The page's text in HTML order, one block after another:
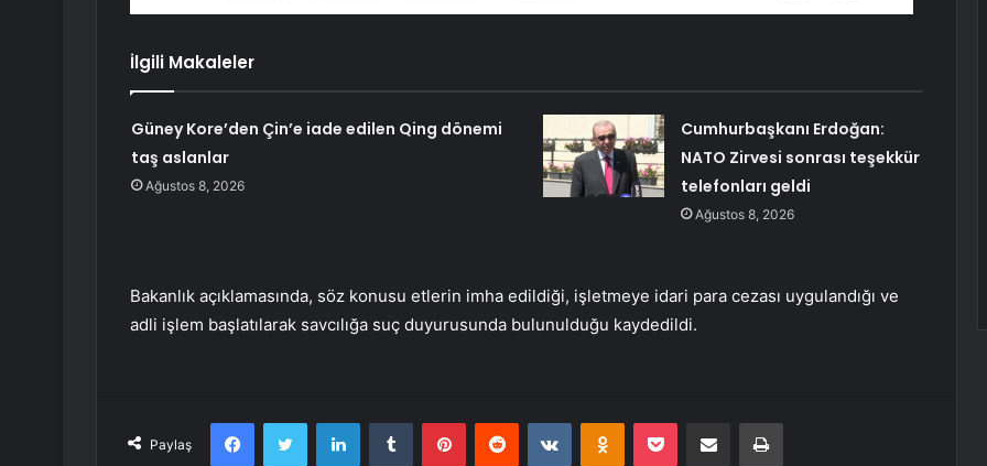
İlgili Makaleler
Güney Kore’den Çin’e iade edilen Qing dönemi
taş aslanlar
Ağustos 8, 2026
Cumhurbaşkanı Erdoğan:
NATO Zirvesi sonrası teşekkür
telefonları geldi
Ağustos 8, 2026
Bakanlık açıklamasında, söz konusu etlerin imha edildiği, işletmeye idari para cezası uygulandığı ve
adli işlem başlatılarak savcılığa suç duyurusunda bulunulduğu kaydedildi.
Paylaş
FacebookTwitter LinkedInTumblr PinterestReddit VKontakteOdnoklassniki
Pocket E-Posta ile paylaş Yazdır